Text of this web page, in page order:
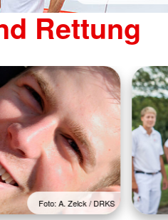
Rettung
Foto: A. Zelck / DRKS